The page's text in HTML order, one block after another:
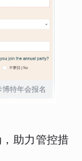
博特年会报名
助力管控措